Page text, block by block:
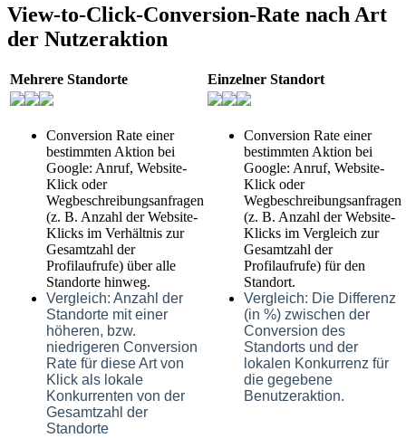
View-to-Click-Conversion-Rate nach Art
der Nutzeraktion
Mehrere Standorte Einzelner Standort
Conversion Rate einer
bestimmten Aktion bei
Google: Anruf, Website-
Klick oder
Wegbeschreibungsanfragen
(z. B. Anzahl der Website-
Klicks im Verhältnis zur
Gesamtzahl der
Profilaufrufe) über alle
Standorte hinweg.
Vergleich: Anzahl der
Standorte mit einer
höheren, bzw.
niedrigeren Conversion
Rate für diese Art von
Klick als lokale
Konkurrenten von der
Gesamtzahl der
Standorte
Conversion Rate einer
bestimmten Aktion bei
Google: Anruf, Website-
Klick oder
Wegbeschreibungsanfragen
(z. B. Anzahl der Website-
Klicks im Vergleich zur
Gesamtzahl der
Profilaufrufe) für den
Standort.
Vergleich: Die Differenz
(in %) zwischen der
Conversion des
Standorts und der
lokalen Konkurrenz für
die gegebene
Benutzeraktion.